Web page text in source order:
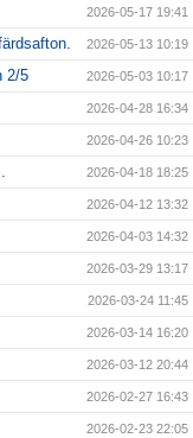
2026-05-17 19:41
2026-05-13 10:19
2/5 2026-05-03 10:17
2026-04-28 16:34
2026-04-26 10:23
2026-04-18 18:25
2026-04-12 13:32
2026-04-03 14:32
2026-03-29 13:17
2026-03-24 11:45
2026-03-14 16:20
2026-03-12 20:44
2026-02-27 16:43
2026-02-23 22:05